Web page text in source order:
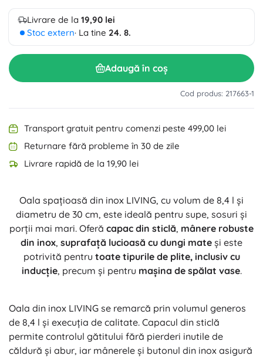
Livrare de la 19,90 lei
Stoc extern· La tine 24. 8.
Adaugă în coș
Cod produs: 217663-1
Transport gratuit pentru comenzi peste 499,00 lei
Returnare fără probleme în 30 de zile
Livrare rapidă de la 19,90 lei
Oala spațioasă din inox LIVING, cu volum de 8,4 l și
diametru de 30 cm, este ideală pentru supe, sosuri și
porții mai mari. Oferă capac din sticlă, mânere robuste
din inox, suprafață lucioasă cu dungi mate și este
potrivită pentru toate tipurile de plite, inclusiv cu
inducție, precum și pentru mașina de spălat vase.
Oala din inox LIVING se remarcă prin volumul generos
de 8,4 l și execuția de calitate. Capacul din sticlă
permite controlul gătitului fără pierderi inutile de
căldură și abur, iar mânerele și butonul din inox asigură